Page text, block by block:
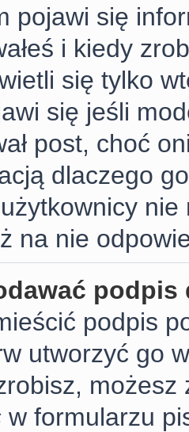
pojawi się
i kiedy
się tylko
się jeśli
post, choć
dlaczego
na nie
podpis
utworzyć go
w formularzu